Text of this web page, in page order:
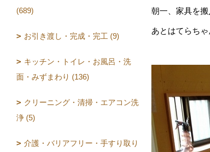
朝一、家具を
あとはてらち
(689)
お引き渡し・完成・完工 (9)
キッチン・トイレ・お風呂・洗
面・みずまわり (136)
クリーニング・清掃・エアコン洗
浄 (5)
介護・バリアフリー・手すり取り